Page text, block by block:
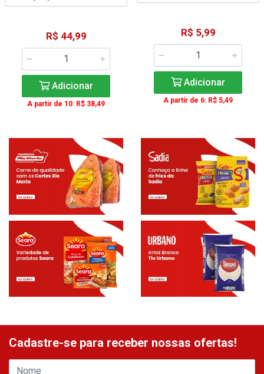
R$ 44,99
Adicionar
A partir de 10: R$ 38,49
R$ 5,99
Adicionar
A partir de 6: R$ 5,49
Cadastre-se para receber nossas ofertas!